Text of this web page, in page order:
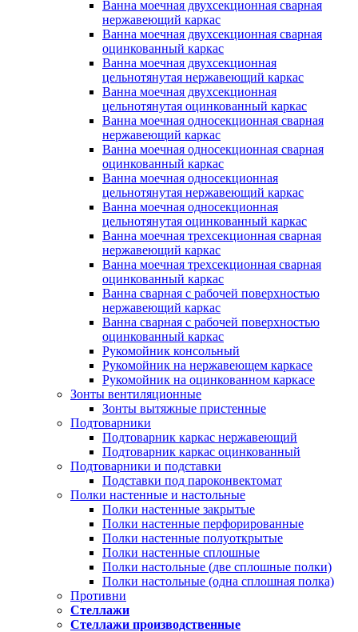
Ванна моечная двухсекционная сварная
нержавеющий каркас
Ванна моечная двухсекционная сварная
оцинкованный каркас
Ванна моечная двухсекционная
цельнотянутая нержавеющий каркас
Ванна моечная двухсекционная
цельнотянутая оцинкованный каркас
Ванна моечная односекционная сварная
нержавеющий каркас
Ванна моечная односекционная сварная
оцинкованный каркас
Ванна моечная односекционная
цельнотянутая нержавеющий каркас
Ванна моечная односекционная
цельнотянутая оцинкованный каркас
Ванна моечная трехсекционная сварная
нержавеющий каркас
Ванна моечная трехсекционная сварная
оцинкованный каркас
Ванна сварная с рабочей поверхностью
нержавеющий каркас
Ванна сварная с рабочей поверхностью
оцинкованный каркас
Рукомойник консольный
Рукомойник на нержавеющем каркасе
Рукомойник на оцинкованном каркасе
Зонты вентиляционные
Зонты вытяжные пристенные
Подтоварники
Подтоварник каркас нержавеющий
Подтоварник каркас оцинкованный
Подтоварники и подставки
Подставки под пароконвектомат
Полки настенные и настольные
Полки настенные закрытые
Полки настенные перфорированные
Полки настенные полуоткрытые
Полки настенные сплошные
Полки настольные (две сплошные полки)
Полки настольные (одна сплошная полка)
Противни
Стеллажи
Стеллажи производственные